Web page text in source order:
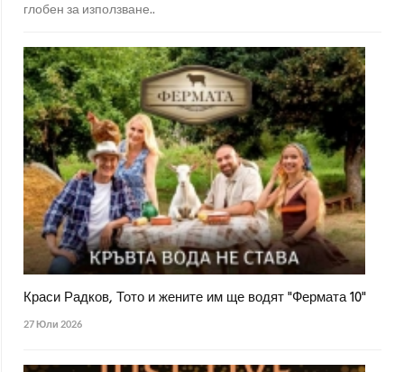
глобен за използване..
Краси Радков, Тото и жените им ще водят "Фермата 10"
27 Юли 2026